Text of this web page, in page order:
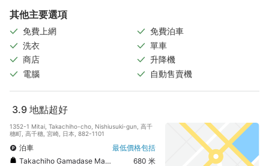
其他主要選項
免費上網
免費泊車
洗衣
單車
商店
升降機
電腦
自動售賣機
3.9 地點超好
1352-1 Mitai, Takachiho-cho, Nishiusuki-gun, 高千
穗町, 高千穗, 宮崎, 日本, 882-1101
泊車
最低價格包括
Takachiho Gamadase Market
680 米